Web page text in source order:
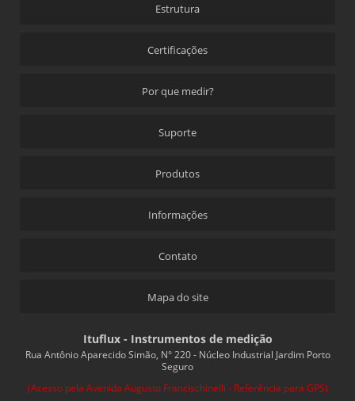
Estrutura
Certificações
Por que medir?
Suporte
Produtos
Informações
Contato
Mapa do site
Ituflux - Instrumentos de medição
Rua Antônio Aparecido Simão, N° 220 - Núcleo Industrial Jardim Porto
Seguro
(Acesso pela Avenida Augusto Francischinelli - Referência para GPS)